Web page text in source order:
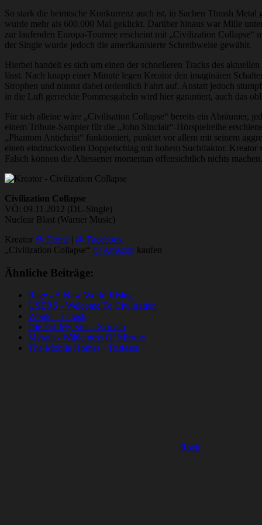
So stark die heimische Konkurrenz auch ist, in Sachen Thrash Metal
wurde mehr als 600.000 Mal geklickt. Darüber hinaus war Mille
zur laufenden Europa-Tournee erscheint mit „Civilization Collapse“
der Single wurde jedoch die amerikanisierte Schreibweise gewählt.
Hierbei handelt es sich um einen der schnelleren Tracks des
lässt. Nach knapp einer Minute legen Kreator den imaginären
Strophen und nimmt dabei ordentlich Fahrt auf. Anstatt jedoch
in die Luft gerreckte Pommesgabeln wird hier garantiert, auch das
Für sich alleine wäre „Civilisation Collapse“ bereits ein Abräumer,
einem Tribute-Sampler für die „John Sinclair“-Hörspielreihe
„Phantom Antichrist“ funktioniert, punktet vor allem mit seinem
einen eindrucksvollen Doppelschlag mit hohem Suchtfaktor.
Falsch können die Altessener momentan offensichtlich nichts machen.
Civilization Collapse
VÖ: 09.11.2012 (DL-Single)
Nuclear Blast (Warner Music)
Kreator @ Home | @ Facebook
„Civilization Collapse“ @ Amazon kaufen
Ähnliche Beiträge:
Rage - A New World Rising
USERS - Welcome To Civilisation
Would - Thrash
Die For My Sins - Scream
Myrath - Wilderness Of Mirrors
The Mobile Homes - Tristesse
Rock